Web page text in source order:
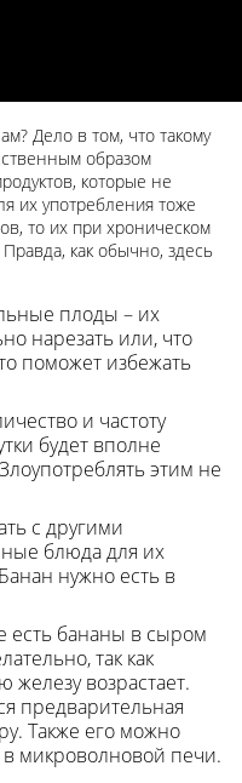
Дело в том, что такому
образом
которые не
их употребления тоже
то их при хроническом
как обычно, здесь
плоды – их
нарезать или, что
поможет избежать
и частоту
будет вполне
этим не
с другими
блюда для их
нужно есть в
есть бананы в сыром
так как
железу возрастает.
предварительная
Также его можно
в микроволновой печи.